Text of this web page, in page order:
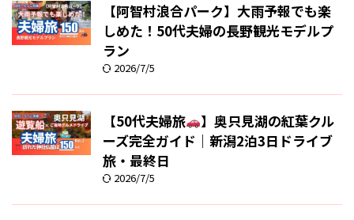
【阿智村浪合パーク】大雨予報でも楽
しめた！50代夫婦の長野観光モデルプ
ラン
2026/7/5
【50代夫婦旅
】奥只見湖の紅葉クル
ーズ完全ガイド｜新潟2泊3日ドライブ
旅・最終日
2026/7/5